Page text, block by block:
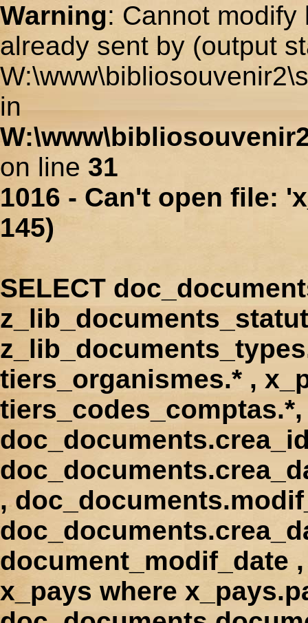
Warning: Cannot
already sent by (output
in
on line 31
1016 - Can't open file:
145)
SELECT
tiers_organismes.* ,
,
document_modif_date
x_pays where